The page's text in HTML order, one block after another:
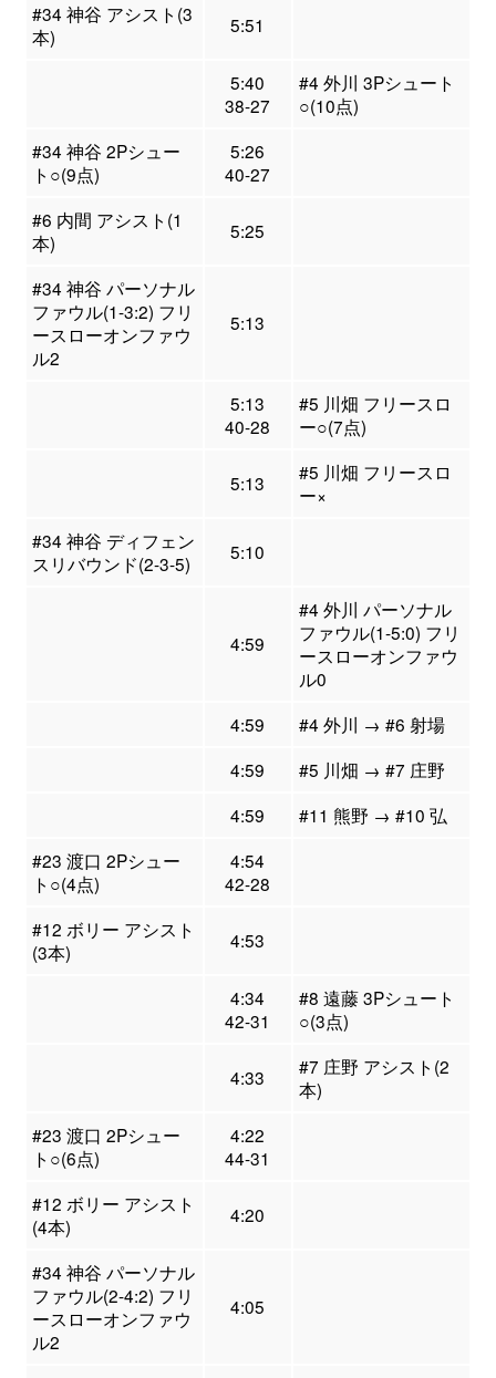
#34 神谷 アシスト(3
本)
5:51
5:40
38-27
#4 外川 3Pシュート
○(10点)
#34 神谷 2Pシュー
ト○(9点)
5:26
40-27
#6 内間 アシスト(1
本)
5:25
#34 神谷 パーソナル
ファウル(1-3:2) フリ
ースローオンファウ
ル2
5:13
5:13
40-28
#5 川畑 フリースロ
ー○(7点)
5:13
#5 川畑 フリースロ
ー×
#34 神谷 ディフェン
スリバウンド(2-3-5)
5:10
4:59
#4 外川 パーソナル
ファウル(1-5:0) フリ
ースローオンファウ
ル0
4:59
#4 外川 → #6 射場
4:59
#5 川畑 → #7 庄野
4:59
#11 熊野 → #10 弘
#23 渡口 2Pシュー
ト○(4点)
4:54
42-28
#12 ボリー アシスト
(3本)
4:53
4:34
42-31
#8 遠藤 3Pシュート
○(3点)
4:33
#7 庄野 アシスト(2
本)
#23 渡口 2Pシュー
ト○(6点)
4:22
44-31
#12 ボリー アシスト
(4本)
4:20
#34 神谷 パーソナル
ファウル(2-4:2) フリ
ースローオンファウ
ル2
4:05